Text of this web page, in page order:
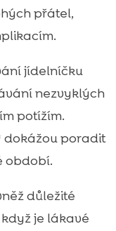
přátel,
jídelníčku
nezvyklých
potížím.
dokážou poradit
období.
důležité
je lákavé